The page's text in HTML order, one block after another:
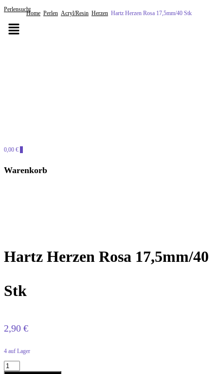
Perlensucht
PERLENSUCHT
0,00 €
Warenkorb
Home Perlen Acryl/Resin Herzen Hartz Herzen Rosa 17,5mm/40 Stk
Hartz Herzen Rosa 17,5mm/40
Stk
2,90 €
4 auf Lager